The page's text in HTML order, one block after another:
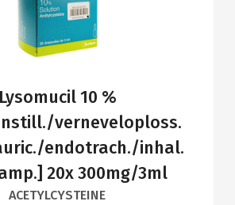
Lysomucil 10 %
verneveloploss.
endotrach./inhal.
20x 300mg/3ml
ACETYLCYSTEINE